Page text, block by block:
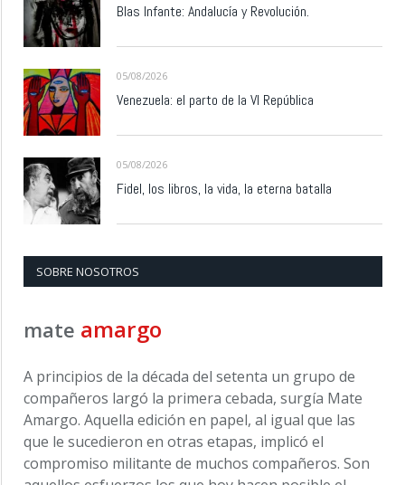
Blas Infante: Andalucía y Revolución.
05/08/2026
Venezuela: el parto de la VI República
05/08/2026
Fidel, los libros, la vida, la eterna batalla
SOBRE NOSOTROS
mate amargo
A principios de la década del setenta un grupo de
compañeros largó la primera cebada, surgía Mate
Amargo. Aquella edición en papel, al igual que las
que le sucedieron en otras etapas, implicó el
compromiso militante de muchos compañeros. Son